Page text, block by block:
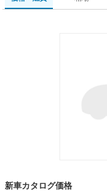
新車カタログ価格